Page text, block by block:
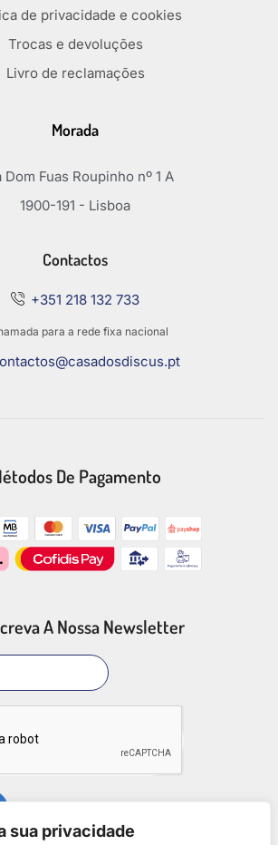
sua privacidade
de privacidade e cookies
Trocas e devoluções
Livro de reclamações
Morada
Dom Fuas Roupinho nº 1 A
1900-191 - Lisboa
Contactos
+351 218 132 733
para a rede fixa nacional
De Pagamento
A Nossa Newsletter